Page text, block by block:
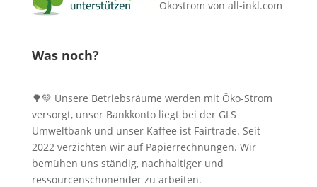
Was noch?
🌳💚 Unsere Betriebsräume werden mit Öko-Strom
versorgt, unser Bankkonto liegt bei der GLS
Umweltbank und unser Kaffee ist Fairtrade. Seit
2022 verzichten wir auf Papierrechnungen. Wir
bemühen uns ständig, nachhaltiger und
ressourcenschonender zu arbeiten.